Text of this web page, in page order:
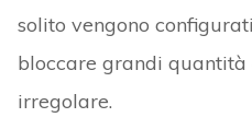
solito vengono
bloccare grandi
irregolare.